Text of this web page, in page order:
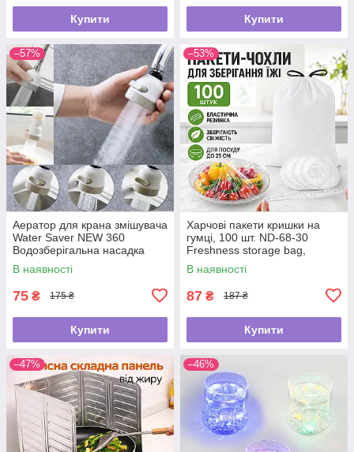
Купити Купити
–57%
Аератор для крана змішувача
Water Saver NEW 360
Водозберігальна насадка
В наявності
75 ₴ 175 ₴
Купити
–53%
Харчові пакети кришки на
гумці, 100 шт. ND-68-30
Freshness storage bag,
Прозорі/Політиленові пакети
для їжі
В наявності
87 ₴ 187 ₴
Купити
–47% –46%